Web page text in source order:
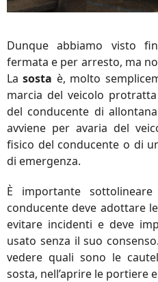
Dunque abbiamo visto
fermata e per arresto, ma
Lasosta è, molto
marcia del veicolo
del conducente di
avviene per avaria del
fisico del conducente o di
di emergenza.
È importante
conducente deve adottare
evitare incidenti e deve
usato senza il suo
vedere quali sono le
sosta, nell’aprire le portiere